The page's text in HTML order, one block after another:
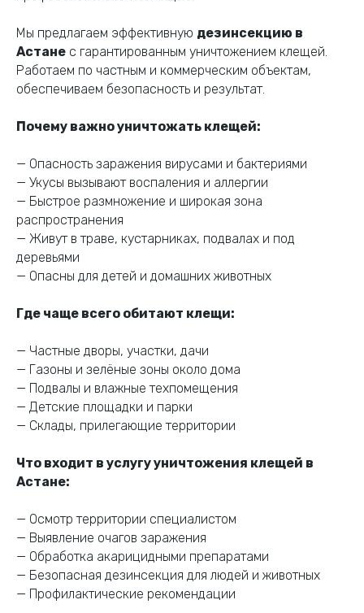
Мы предлагаем эффективную дезинсекцию в
Астане с гарантированным уничтожением клещей.
Работаем по частным и коммерческим объектам,
обеспечиваем безопасность и результат.
Почему важно уничтожать клещей:
— Опасность заражения вирусами и бактериями
— Укусы вызывают воспаления и аллергии
— Быстрое размножение и широкая зона
распространения
— Живут в траве, кустарниках, подвалах и под
деревьями
— Опасны для детей и домашних животных
Где чаще всего обитают клещи:
— Частные дворы, участки, дачи
— Газоны и зелёные зоны около дома
— Подвалы и влажные техпомещения
— Детские площадки и парки
— Склады, прилегающие территории
Что входит в услугу уничтожения клещей в
Астане:
— Осмотр территории специалистом
— Выявление очагов заражения
— Обработка акарицидными препаратами
— Безопасная дезинсекция для людей и животных
— Профилактические рекомендации
Дезинфекция
в Астане
Закажите
дезинфекцию прямо
консультация и полная
обработка с гарантией
WhatsApp
+7 (707) 166 97 80
Свяжитесь с нами по телефону или в WhatsApp